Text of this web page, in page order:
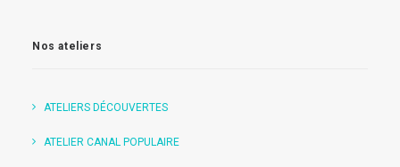
Nos ateliers
ATELIERS DÉCOUVERTES
ATELIER CANAL POPULAIRE